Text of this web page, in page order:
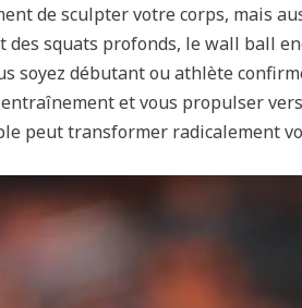
de sculpter votre corps, mais
des squats profonds, le wall ball
soyez débutant ou athlète
et vous propulser
peut transformer radicalement